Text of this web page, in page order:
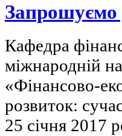
Запрошуємо
Кафедра
міжнародній
«Фінансово-
розвиток:
25 січня 2017